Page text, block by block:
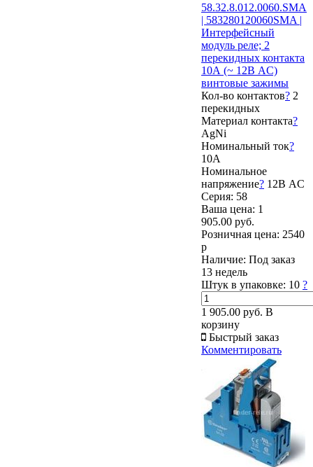
58.32.8.012.0060.SMA
| 583280120060SMA |
Интерфейсный
модуль реле; 2
перекидных контакта
10А (~ 12В AC)
винтовые зажимы
Кол-во контактов? 2
перекидных
Материал контакта?
AgNi
Номинальный ток?
10А
Номинальное
напряжение? 12В AC
Серия: 58
Ваша цена: 1
905.00 руб.
Розничная цена: 2540
р
Наличие: Под заказ
13 недель
Штук в упаковке: 10 ?
1 905.00 руб. В
корзину
Быстрый заказ
Комментировать